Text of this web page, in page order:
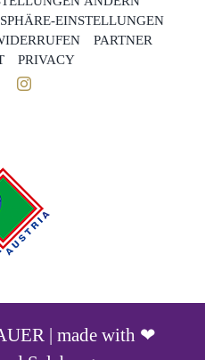
EINSTELLUNGEN
PARTNER
PRIVACY
| made with ❤